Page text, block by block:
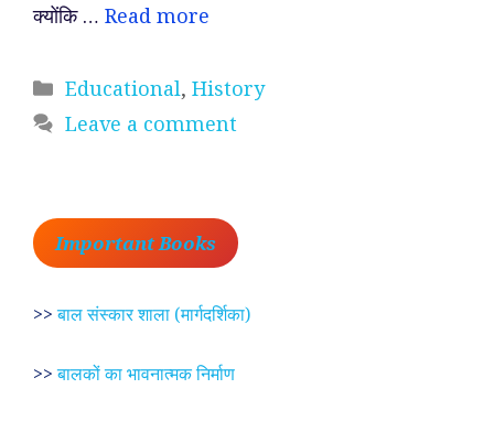
क्योंकि … Read more
Categories
Educational, History
Leave a comment
Important Books
>>बाल संस्कार शाला (मार्गदर्शिका)
>>बालकों का भावनात्मक निर्माण